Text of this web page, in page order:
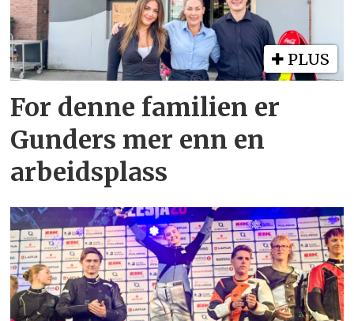
PLUS
For denne familien er
Gunders mer enn en
arbeidsplass